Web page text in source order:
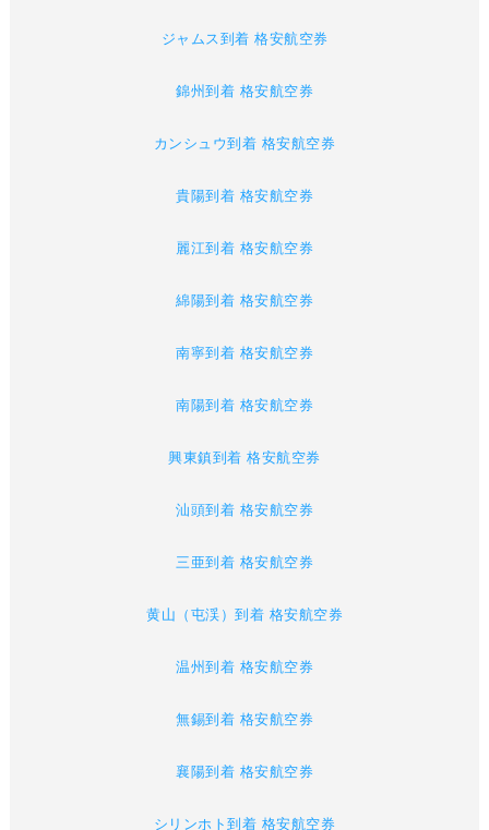
ジャムス到着 格安航空券
錦州到着 格安航空券
カンシュウ到着 格安航空券
貴陽到着 格安航空券
麗江到着 格安航空券
綿陽到着 格安航空券
南寧到着 格安航空券
南陽到着 格安航空券
興東鎮到着 格安航空券
汕頭到着 格安航空券
三亜到着 格安航空券
黄山（屯渓）到着 格安航空券
温州到着 格安航空券
無錫到着 格安航空券
襄陽到着 格安航空券
シリンホト到着 格安航空券